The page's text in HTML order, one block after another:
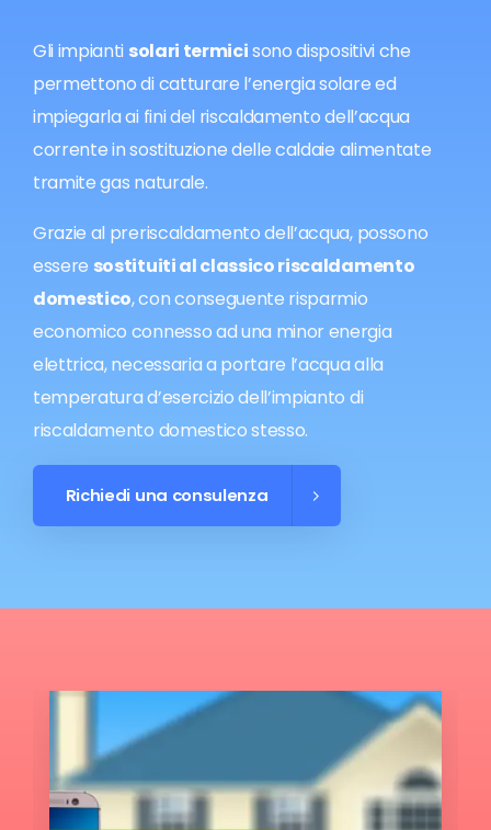
Gli impianti solari termicisono dispositivi che
permettono di catturare l’energia solare ed
impiegarla ai fini del riscaldamento dell’acqua
corrente in sostituzione delle caldaie alimentate
tramite gas naturale.
Grazie al preriscaldamento dell’acqua, possono
essere sostituiti al classico riscaldamento
domestico, con conseguente risparmio
economico connesso ad una minor energia
elettrica, necessaria a portare l’acqua alla
temperatura d’esercizio dell’impianto di
riscaldamento domestico stesso.
Richiedi una consulenza